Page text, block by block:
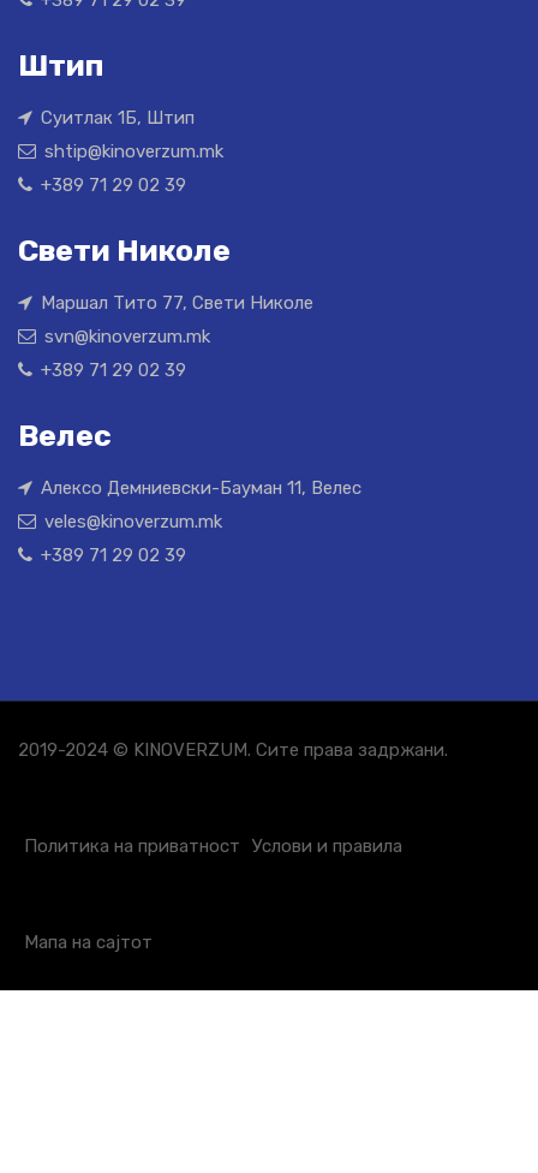
Штип
Суитлак 1Б, Штип
shtip@kinoverzum.mk
+389 71 29 02 39
Свети Николе
Маршал Тито 77, Свети Николе
svn@kinoverzum.mk
+389 71 29 02 39
Велес
Алексо Демниевски-Бауман 11, Велес
veles@kinoverzum.mk
+389 71 29 02 39
2019-2024 © KINOVERZUM. Сите права задржани.
Политика на приватност Услови и правила
Мапа на сајтот